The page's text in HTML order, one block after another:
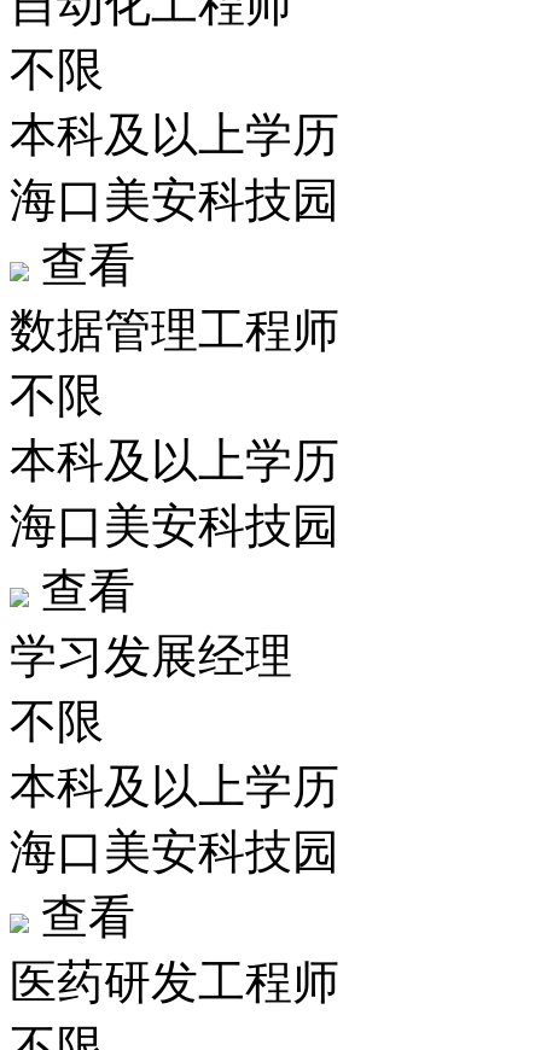
不限
本科及以上学历
海口美安科技园
查看
数据管理工程师
不限
本科及以上学历
海口美安科技园
查看
学习发展经理
不限
本科及以上学历
海口美安科技园
查看
医药研发工程师